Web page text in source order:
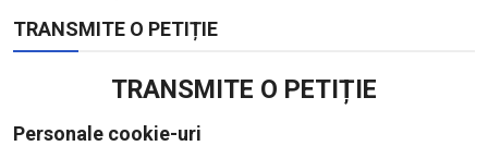
TRANSMITE O PETIȚIE
TRANSMITE O PETIȚIE
Personale cookie-uri